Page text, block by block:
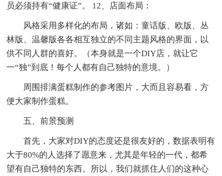
员必须持有“健康证”。 12、店面布局：
风格采用多样化的布局，诸如：童话版、欧版、丛
林版、温馨版各各相互独立的不同主题风格的界面，以
供不同人群的喜好。（本身就是一个DIY店，就让它
一“独”到底！每个人都有自己独特的意境。）
周围排满蛋糕制作的参考图片，大而且容易看，方
便大家制作蛋糕。
五、前景预测
首先，大家对DIY的态度还是很友好的，数据表明有
大于80%的人选择了愿意来，尤其是年轻的一代，都希
望有自己独特的东西。所以，我们就抓住人们的这种心